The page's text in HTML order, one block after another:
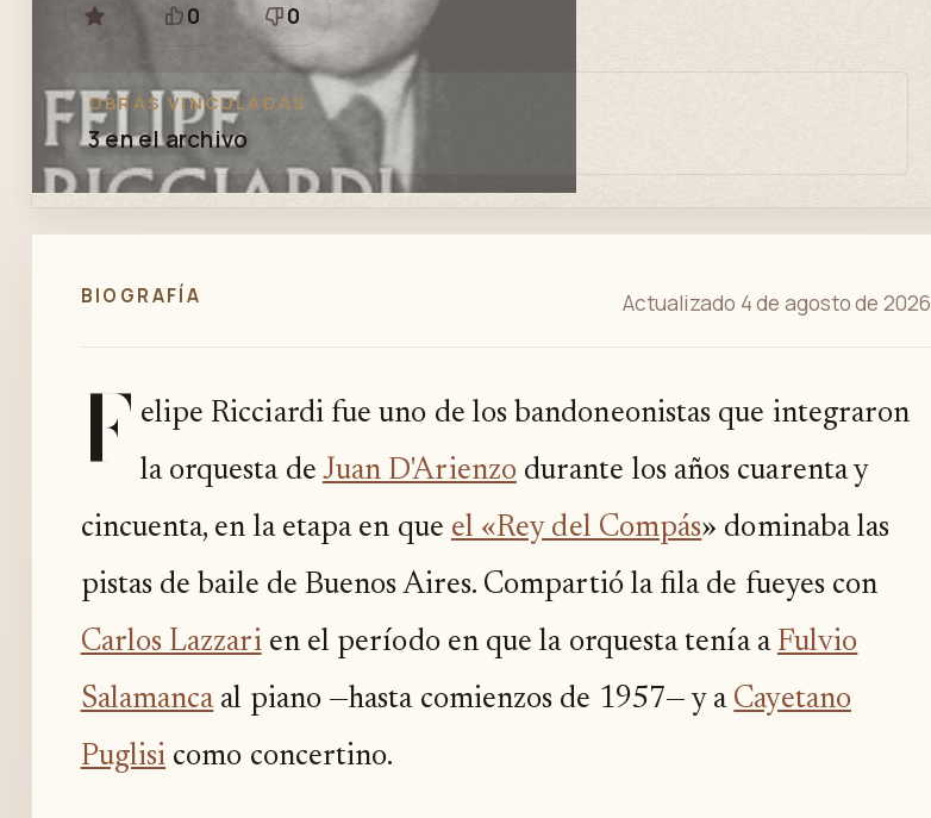
GUARDAREstá
0
Necesita
revisión
0
OBRAS VINCULADAS
3 en el archivo
BIOGRAFÍA Actualizado 4 de agosto de 2026
F elipe Ricciardi fue uno de los bandoneonistas que integraron
la orquesta de Juan D'Arienzodurante los años cuarenta y
cincuenta, en la etapa en que el «Rey del Compás» dominaba las
pistas de baile de Buenos Aires. Compartió la fila de fueyes con
Carlos Lazzarien el período en que la orquesta tenía a Fulvio
Salamancaal piano —hasta comienzos de 1957— y a Cayetano
Puglisi como concertino.